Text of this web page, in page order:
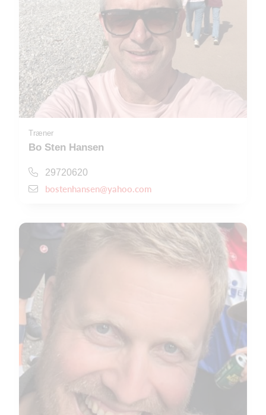
Træner
Bo Sten Hansen
29720620
bostenhansen@yahoo.com